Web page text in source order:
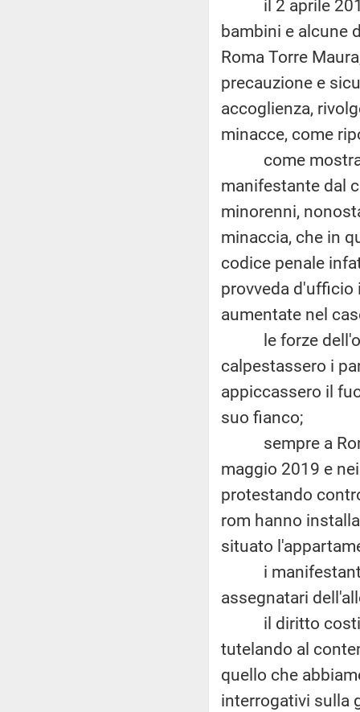
il 2 aprile 2019,
bambini e alcune
Roma Torre
precauzione e
accoglienza,
minacce, come
come mostrato
manifestante dal
minorenni,
minaccia, che in
codice penale
provveda d'ufficio
aumentate nel
le forze
calpestassero i
appiccassero il
suo fianco;
sempre a
maggio 2019 e
protestando
rom hanno
situato
i manifestanti
assegnatari
il diritto
tutelando al
quello che
interrogativi sulla